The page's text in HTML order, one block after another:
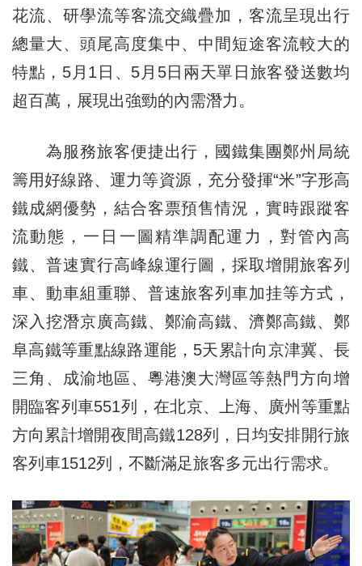
花流、研學流等客流交織疊加，客流呈現出行
總量大、頭尾高度集中、中間短途客流較大的
特點，5月1日、5月5日兩天單日旅客發送數均
超百萬，展現出強勁的內需潛力。
為服務旅客便捷出行，國鐵集團鄭州局統
籌用好線路、運力等資源，充分發揮“米”字形高
鐵成網優勢，結合客票預售情況，實時跟蹤客
流動態，一日一圖精準調配運力，對管內高
鐵、普速實行高峰線運行圖，採取增開旅客列
車、動車組重聯、普速旅客列車加挂等方式，
深入挖潛京廣高鐵、鄭渝高鐵、濟鄭高鐵、鄭
阜高鐵等重點線路運能，5天累計向京津冀、長
三角、成渝地區、粵港澳大灣區等熱門方向增
開臨客列車551列，在北京、上海、廣州等重點
方向累計增開夜間高鐵128列，日均安排開行旅
客列車1512列，不斷滿足旅客多元出行需求。